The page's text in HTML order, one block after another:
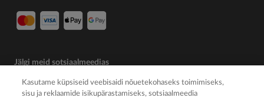
Jälgi meid sotsiaalmeedias
Kasutame küpsiseid veebisaidi nõuetekohaseks toimimiseks,
sisu ja reklaamide isikupärastamiseks, sotsiaalmeedia